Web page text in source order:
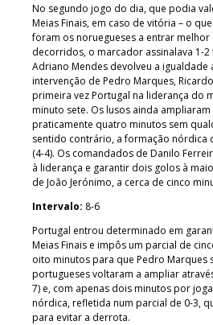
No segundo jogo do dia, que podia
Meias Finais, em caso de vitória – o
foram os noruegueses a entrar
decorridos, o marcador assinalava 1-
Adriano Mendes devolveu a igualdade
intervenção de Pedro Marques,
primeira vez Portugal na liderança do
minuto sete. Os lusos ainda ampliaram
praticamente quatro minutos sem
sentido contrário, a formação nórdica
(4-4). Os comandados de Danilo
à liderança e garantir dois golos à
de João Jerónimo, a cerca de cinco
Intervalo: 8-6
Portugal entrou determinado em
Meias Finais e impôs um parcial de
oito minutos para que Pedro Marques
portugueses voltaram a ampliar
7) e, com apenas dois minutos por
nórdica, refletida num parcial de 0-3,
para evitar a derrota.